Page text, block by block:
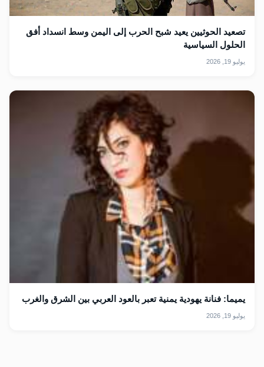
تصعيد الحوثيين يعيد شبح الحرب إلى اليمن وسط انسداد أفق
الحلول السياسية
يوليو 19, 2026
يميما: فنانة يهودية يمنية تعبر بالعود العربي بين الشرق والغرب
يوليو 19, 2026